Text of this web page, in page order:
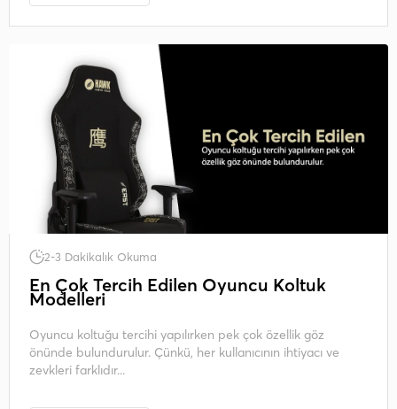
2-3 Dakikalık Okuma
En Çok Tercih Edilen Oyuncu Koltuk
Modelleri
Oyuncu koltuğu tercihi yapılırken pek çok özellik göz
önünde bulundurulur. Çünkü, her kullanıcının ihtiyacı ve
zevkleri farklıdır...